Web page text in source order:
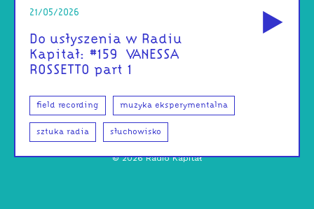
21/05/2026
Do usłyszenia w Radiu
Kapitał: #159 | VANESSA
ROSSETTO part 1
field recording muzyka eksperymentalna
sztuka radia słuchowisko
©2026 Radio Kapitał